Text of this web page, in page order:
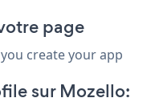
page
create your app
sur Mozello: